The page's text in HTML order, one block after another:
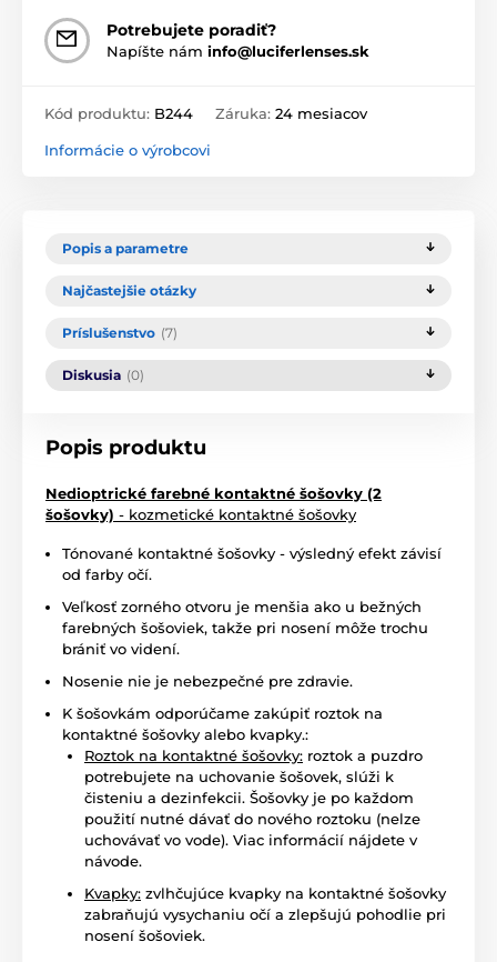
Potrebujete poradiť?
Napíšte nám info@luciferlenses.sk
Kód produktu: B244 Záruka: 24 mesiacov
Informácie o výrobcovi
Popis a parametre
Najčastejšie otázky
Príslušenstvo (7)
Diskusia (0)
Popis produktu
Nedioptrické farebné kontaktné šošovky (2
šošovky) - kozmetické kontaktné šošovky
Tónované kontaktné šošovky - výsledný efekt závisí
od farby očí.
Veľkosť zorného otvoru je menšia ako u bežných
farebných šošoviek, takže pri nosení môže trochu
brániť vo videní.
Nosenie nie je nebezpečné pre zdravie.
K šošovkám odporúčame zakúpiť roztok na
kontaktné šošovky alebo kvapky.:
Roztok na kontaktné šošovky: roztok a puzdro
potrebujete na uchovanie šošovek, slúži k
čisteniu a dezinfekcii. Šošovky je po každom
použití nutné dávať do nového roztoku (nelze
uchovávať vo vode). Viac informácií nájdete v
návode.
Kvapky: zvlhčujúce kvapky na kontaktné šošovky
zabraňujú vysychaniu očí a zlepšujú pohodlie pri
nosení šošoviek.